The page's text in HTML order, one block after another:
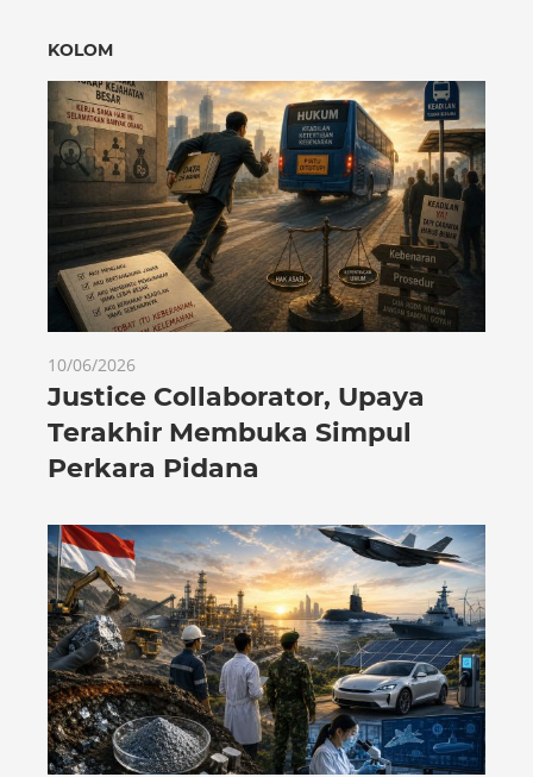
KOLOM
10/06/2026
Justice Collaborator, Upaya
Terakhir Membuka Simpul
Perkara Pidana